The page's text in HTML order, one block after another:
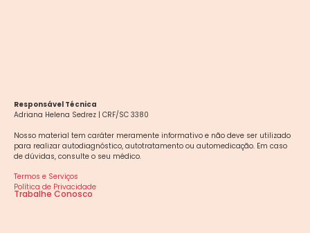
Responsável Técnica
Adriana Helena Sedrez | CRF/SC 3380
Nosso material tem caráter meramente informativo e não deve ser utilizado
para realizar autodiagnóstico, autotratamento ou automedicação. Em caso
de dúvidas, consulte o seu médico.
Termos e Serviços
Política de Privacidade
Trabalhe Conosco